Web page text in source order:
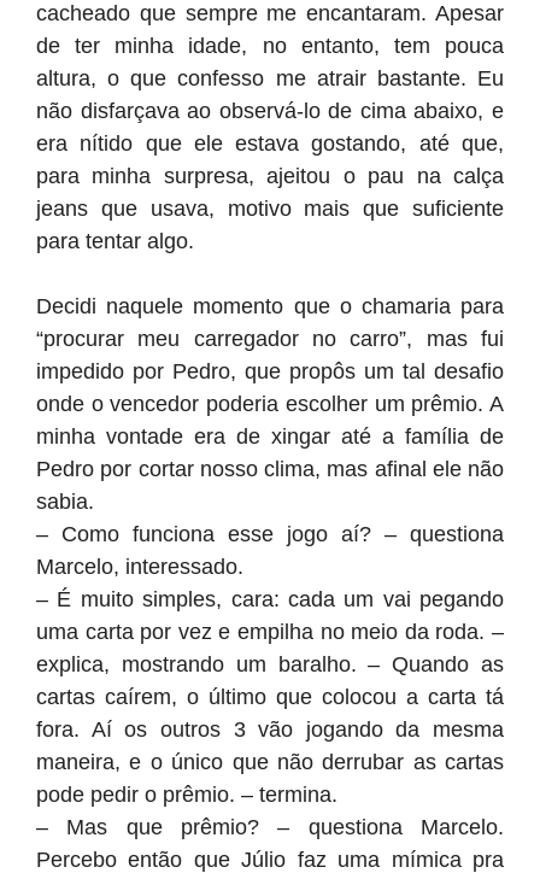
cacheado que sempre me encantaram. Apesar
de ter minha idade, no entanto, tem pouca
altura, o que confesso me atrair bastante. Eu
não disfarçava ao observá-lo de cima abaixo, e
era nítido que ele estava gostando, até que,
para minha surpresa, ajeitou o pau na calça
jeans que usava, motivo mais que suficiente
para tentar algo.
Decidi naquele momento que o chamaria para
“procurar meu carregador no carro”, mas fui
impedido por Pedro, que propôs um tal desafio
onde o vencedor poderia escolher um prêmio. A
minha vontade era de xingar até a família de
Pedro por cortar nosso clima, mas afinal ele não
sabia.
– Como funciona esse jogo aí? – questiona
Marcelo, interessado.
– É muito simples, cara: cada um vai pegando
uma carta por vez e empilha no meio da roda. –
explica, mostrando um baralho. – Quando as
cartas caírem, o último que colocou a carta tá
fora. Aí os outros 3 vão jogando da mesma
maneira, e o único que não derrubar as cartas
pode pedir o prêmio. – termina.
– Mas que prêmio? – questiona Marcelo.
Percebo então que Júlio faz uma mímica pra